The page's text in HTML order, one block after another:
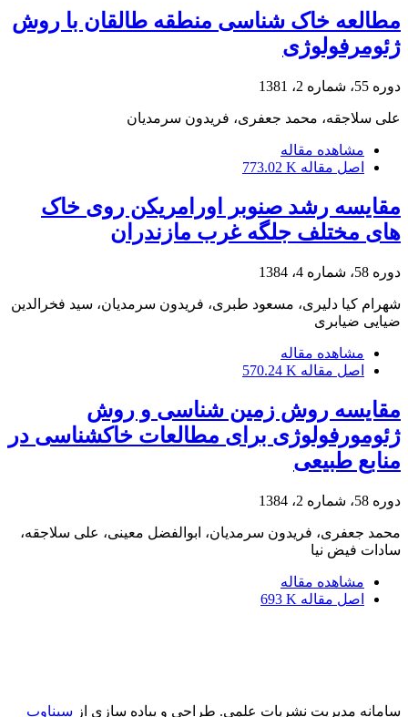
مطالعه خاک شناسی منطقه طالقان با روش
ژئومرفولوژی
دوره 55، شماره 2، 1381
علی سلاجقه، محمد جعفری، فریدون سرمدیان
مشاهده مقاله
اصل مقاله 773.02 K
مقایسه رشد صنوبر اورامریکن روی خاک
های مختلف جلگه غرب مازندران
دوره 58، شماره 4، 1384
شهرام کیا دلیری، مسعود طبری، فریدون سرمدیان، سید فخرالدین
ضیایی ضیابری
مشاهده مقاله
اصل مقاله 570.24 K
مقایسه روش زمین شناسی و روش
ژئومورفولوژی برای مطالعات خاکشناسی در
منابع طبیعی
دوره 58، شماره 2، 1384
محمد جعفری، فریدون سرمدیان، ابوالفضل معینی، علی سلاجقه،
سادات فیض نیا
مشاهده مقاله
اصل مقاله 693 K
سامانه مدیریت نشریات علمی. طراحی و پیاده سازی از سیناوب